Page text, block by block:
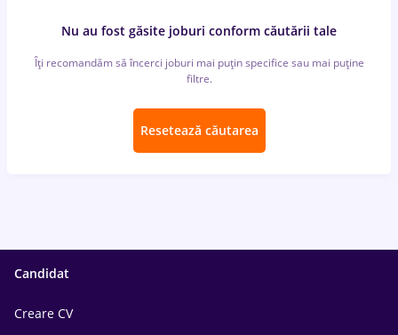
Nu au fost găsite joburi conform căutării tale
Îți recomandăm să încerci joburi mai puțin specifice sau mai puține
filtre.
Resetează căutarea
Candidat
Creare CV